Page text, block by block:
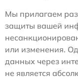
Мы прилагаем
защиты вашей
или изменения.
данных через
не является